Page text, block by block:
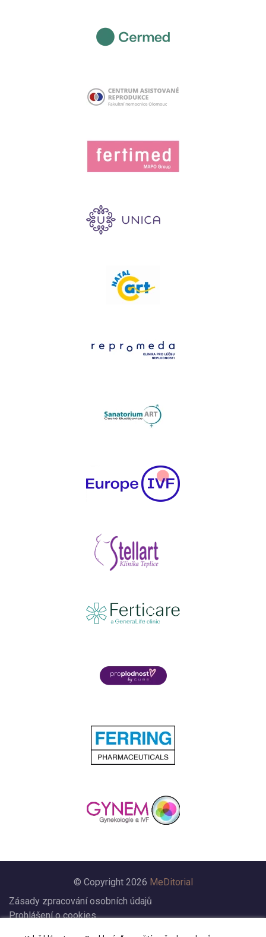
© Copyright 2026 MeDitorial
Zásady zpracování osobních údajů
Prohlášení o cookies